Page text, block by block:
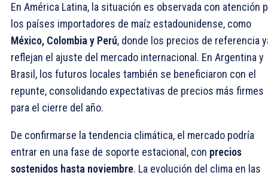
En América Latina, la situación es observada con atención
los países importadores de maíz estadounidense, como
México, Colombia y Perú, donde los precios de referencia
reflejan el ajuste del mercado internacional. En Argentina y
Brasil, los futuros locales también se beneficiaron con el
repunte, consolidando expectativas de precios más firmes
para el cierre del año.
De confirmarse la tendencia climática, el mercado podría
entrar en una fase de soporte estacional, con precios
sostenidos hasta noviembre. La evolución del clima en las